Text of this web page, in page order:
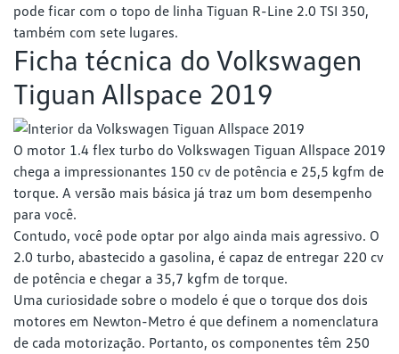
pode ficar com o topo de linha Tiguan R-Line 2.0 TSI 350,
também com sete lugares.
Ficha técnica do Volkswagen
Tiguan Allspace 2019
O motor 1.4 flex turbo do Volkswagen Tiguan Allspace 2019
chega a impressionantes 150 cv de potência e 25,5 kgfm de
torque. A versão mais básica já traz um bom desempenho
para você.
Contudo, você pode optar por algo ainda mais agressivo. O
2.0 turbo, abastecido a gasolina, é capaz de entregar 220 cv
de potência e chegar a 35,7 kgfm de torque.
Uma curiosidade sobre o modelo é que o torque dos dois
motores em Newton-Metro é que definem a nomenclatura
de cada motorização. Portanto, os componentes têm 250